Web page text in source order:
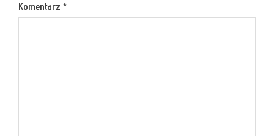
Komentarz *